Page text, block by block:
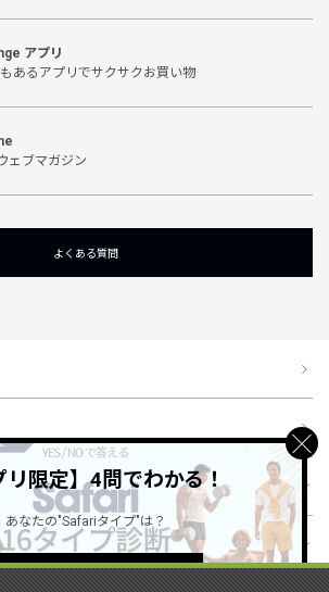
アプリ
あるアプリでサクサクお買い物
ェブマガジン
よくある質問
リ限定】4問でわかる！
あなたの"Safariタイプ"は？
詳しくはこちら ＞